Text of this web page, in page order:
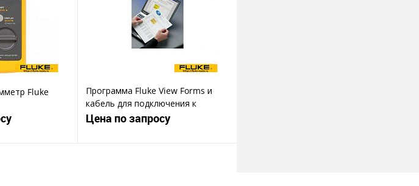
В избранное
Fluke
Программа Fluke View Forms и
кабель для подключения к
компьютеру
Цена по запросу